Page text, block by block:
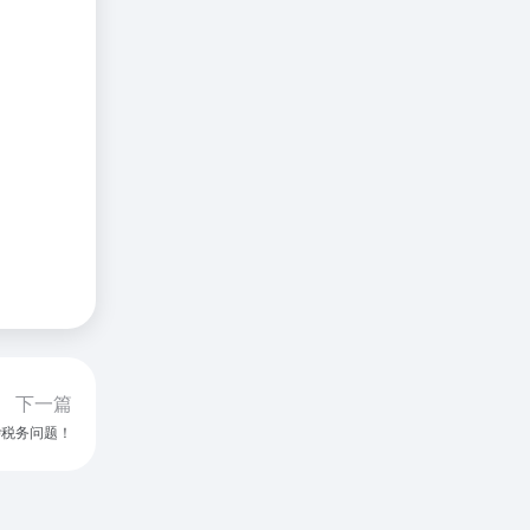
下一篇
务问题！